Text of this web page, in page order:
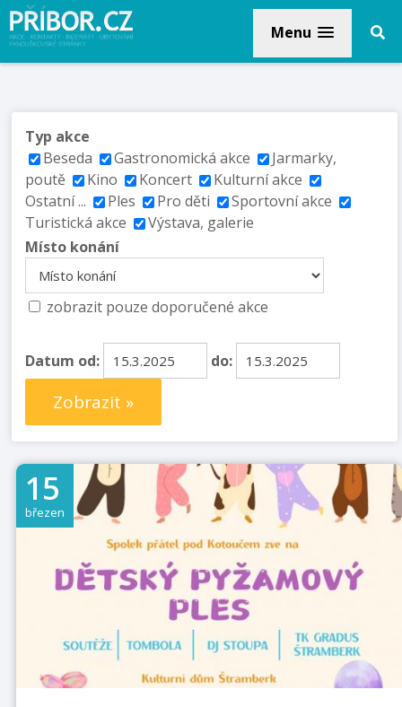
Menu
Typ akce
Beseda
Gastronomická akce
Jarmarky,
poutě
Kino Koncert
Kulturní akce
Ostatní ...
Ples Pro děti
Sportovní akce
Turistická akce
Výstava, galerie
Místo konání
zobrazit pouze doporučené akce
Datum od: do:
Zobrazit »
15
březen